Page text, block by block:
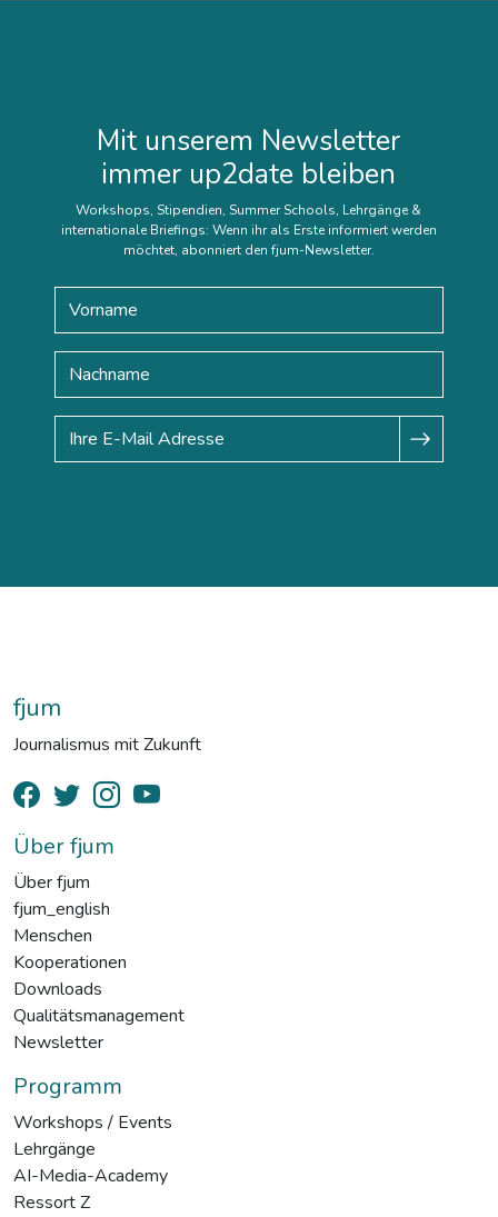
Mit unserem Newsletter
immer up2date bleiben
Workshops, Stipendien, Summer Schools, Lehrgänge &
internationale Briefings: Wenn ihr als Erste informiert werden
möchtet, abonniert den fjum-Newsletter.
fjum
Journalismus mit Zukunft
Über fjum
Über fjum
fjum_english
Menschen
Kooperationen
Downloads
Qualitätsmanagement
Newsletter
Programm
Workshops / Events
Lehrgänge
AI-Media-Academy
Ressort Z